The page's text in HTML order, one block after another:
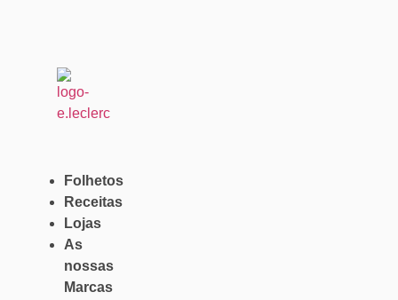
Folhetos
Receitas
Lojas
As
nossas
Marcas